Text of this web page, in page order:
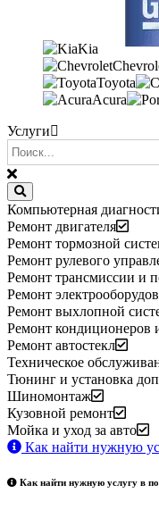
Kia
Toyota
Acura
Услуги
Компьютерная
Ремонт двигателя
Ремонт тормозной
Ремонт рулевого
Ремонт трансмиссии и
Ремонт
Ремонт выхлопной
Ремонт кондиционеров
Ремонт автостекл
Техническое
Тюнинг и установка
Шиномонтаж
Кузовной ремонт
Мойка и уход за авто
Как найти нужную
Как найти нужную услугу в